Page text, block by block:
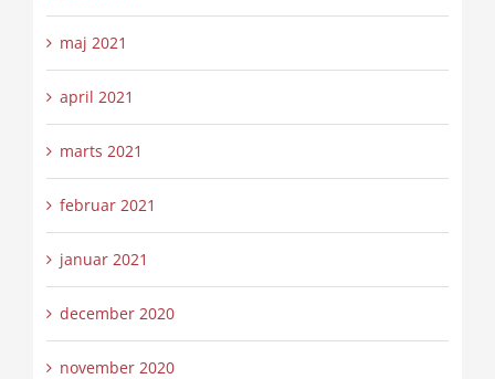
maj 2021
april 2021
marts 2021
februar 2021
januar 2021
december 2020
november 2020